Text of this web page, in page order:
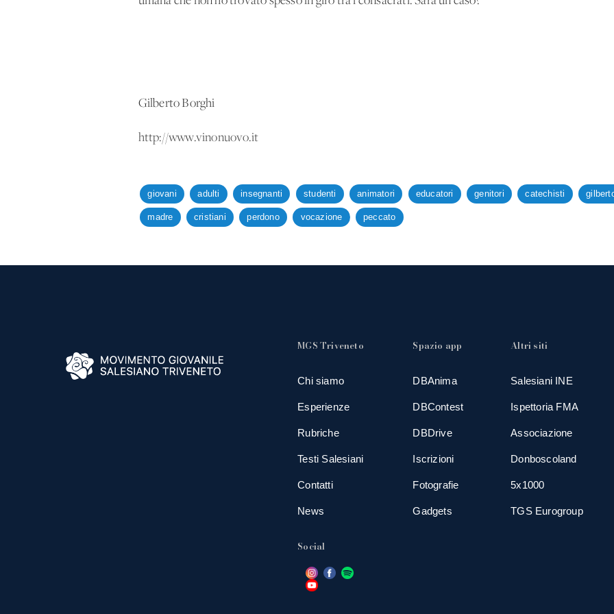
Gilberto Borghi
http://www.vinonuovo.it
giovani adulti insegnanti studenti animatori educatori genitori catechisti
madre cristiani perdono vocazione peccato
MGS Triveneto
Chi siamo
Esperienze
Rubriche
Testi Salesiani
Contatti
News
Social
Spazio app
DBAnima
DBContest
DBDrive
Iscrizioni
Fotografie
Gadgets
Altri siti
Salesiani INE
Ispettoria FMA
Associazione
Donboscoland
5x1000
TGS Eurogroup